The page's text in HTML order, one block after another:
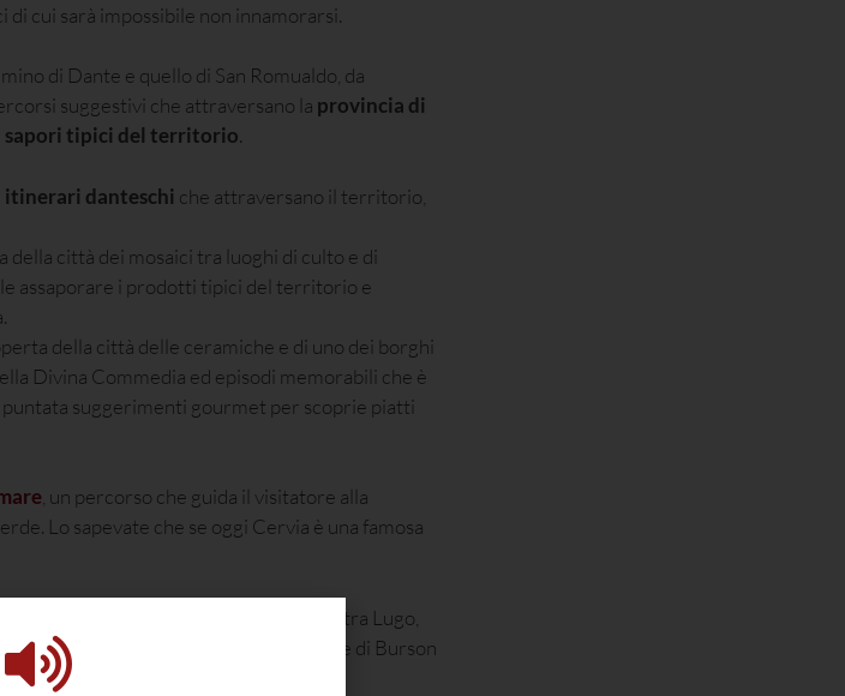
cui sarà impossibile non innamorarsi.
di Dante e quello di San Romualdo, da
suggestivi che attraversano la provincia di
sapori tipici del territorio.
itinerari danteschi che attraversano il territorio,
della città dei mosaici tra luoghi di culto e di
assaporare i prodotti tipici del territorio e
della città delle ceramiche e di uno dei borghi
Divina Commedia ed episodi memorabili che è
suggerimenti gourmet per scoprie piatti
, un percorso che guida il visitatore alla
Lo sapevate che se oggi Cervia è una famosa
natura e sapori in Bassa Romagna
tra Lugo,
cielo… e naturalmente un buon bicchiere di Burson